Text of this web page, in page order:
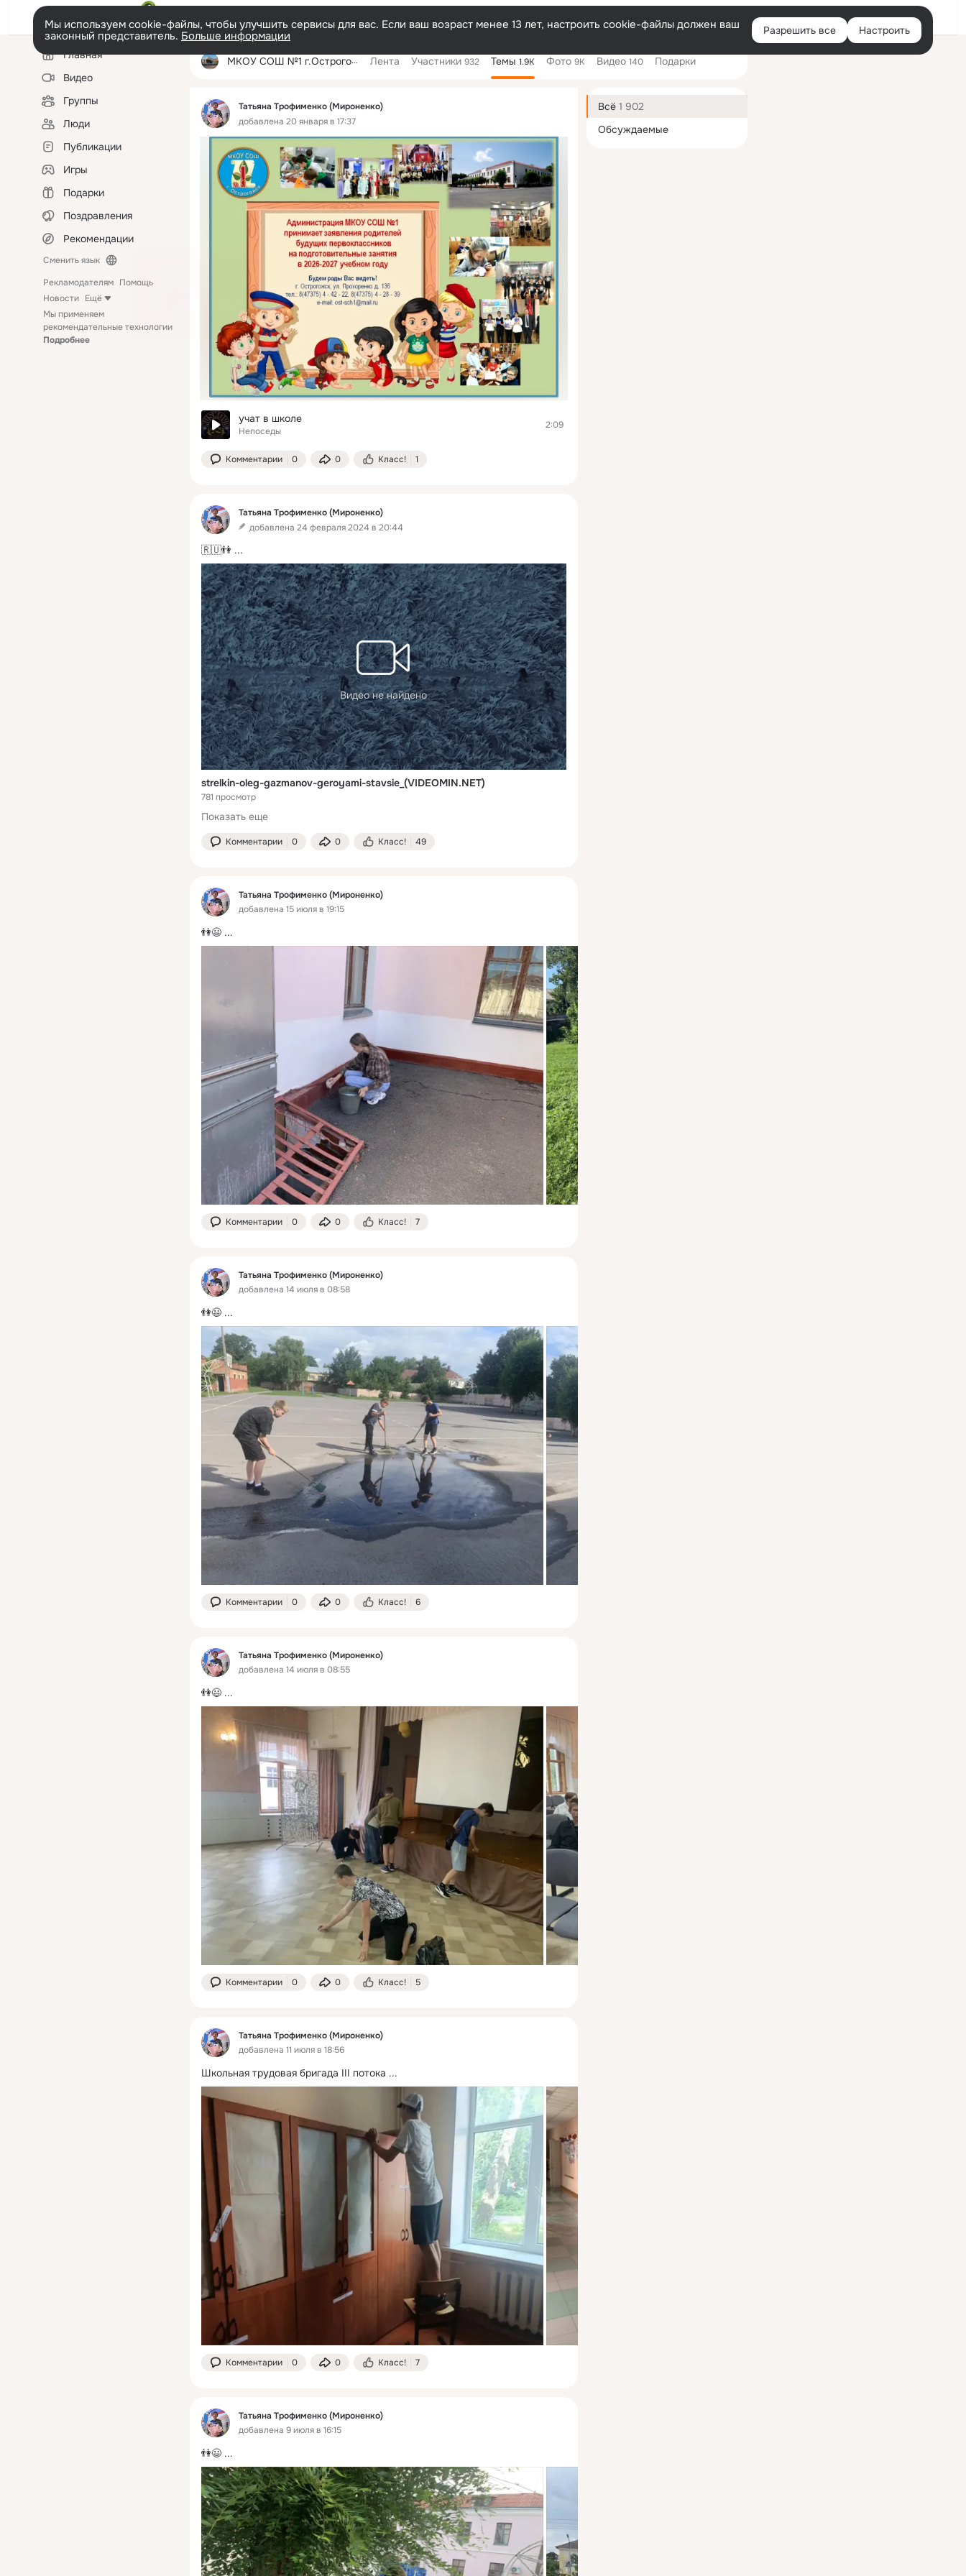
Войти
Мы используем cookie-файлы, чтобы улучшить сервисы для вас. Если ваш возраст менее 13 лет, настроить cookie-файлы должен ваш
законный представитель. Больше информации Разрешить все Настроить
Левая
колонкаГлавная
Видео
Группы
Люди
Публикации
Игры
Подарки
Поздравления
Рекомендации
Сменить язык
Рекламодателям Помощь
Новости Ещё
Мы применяем
рекомендательные технологии
Подробнее
МКОУ СОШ №1 г.Острогожска Лента Участники 932 Темы 1.9K Фото 9K Видео 140 Подарки
Татьяна Трофименко (Мироненко)
добавлена 20 января в 17:37
учат в школе
Непоседы
2:09
Комментарии 0 0 Класс! 1
Татьяна Трофименко (Мироненко)
добавлена 24 февраля 2024 в 20:44
🇷🇺👫 ...
Видео не найдено
strelkin-oleg-gazmanov-geroyami-stavsie_(VIDEOMIN.NET)
781 просмотр
Показать еще
Комментарии 0 0 Класс! 49
Татьяна Трофименко (Мироненко)
добавлена 15 июля в 19:15
👫😃 ...
Комментарии 0 0 Класс! 7
Татьяна Трофименко (Мироненко)
добавлена 14 июля в 08:58
👫😃 ...
Комментарии 0 0 Класс! 6
Татьяна Трофименко (Мироненко)
добавлена 14 июля в 08:55
👫😃 ...
Комментарии 0 0 Класс! 5
Татьяна Трофименко (Мироненко)
добавлена 11 июля в 18:56
Школьная трудовая бригада III потока ...
Комментарии 0 0 Класс! 7
Татьяна Трофименко (Мироненко)
добавлена 9 июля в 16:15
👫😃 ...
Дополнительная
колонка
Всё 1 902
Обсуждаемые